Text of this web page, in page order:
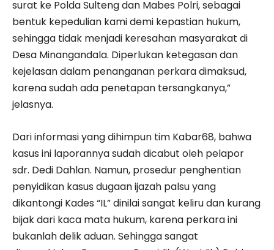
surat ke Polda Sulteng dan Mabes Polri, sebagai
bentuk kepedulian kami demi kepastian hukum,
sehingga tidak menjadi keresahan masyarakat di
Desa Minangandala. Diperlukan ketegasan dan
kejelasan dalam penanganan perkara dimaksud,
karena sudah ada penetapan tersangkanya,”
jelasnya.
Dari informasi yang dihimpun tim Kabar68, bahwa
kasus ini laporannya sudah dicabut oleh pelapor
sdr. Dedi Dahlan. Namun, prosedur penghentian
penyidikan kasus dugaan ijazah palsu yang
dikantongi Kades “IL” dinilai sangat keliru dan kurang
bijak dari kaca mata hukum, karena perkara ini
bukanlah delik aduan. Sehingga sangat